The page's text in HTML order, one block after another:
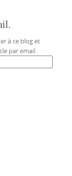
à ce blog et
par email.